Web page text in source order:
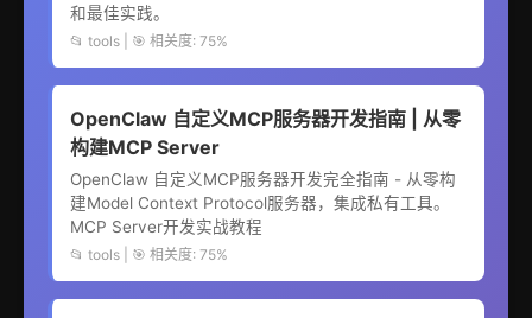
和最佳实践。
📂 tools | 🎯 相关度: 75%
OpenClaw 自定义MCP服务器开发指南 | 从零
构建MCP Server
OpenClaw 自定义MCP服务器开发完全指南 - 从零构
建Model Context Protocol服务器，集成私有工具。
MCP Server开发实战教程
📂 tools | 🎯 相关度: 75%